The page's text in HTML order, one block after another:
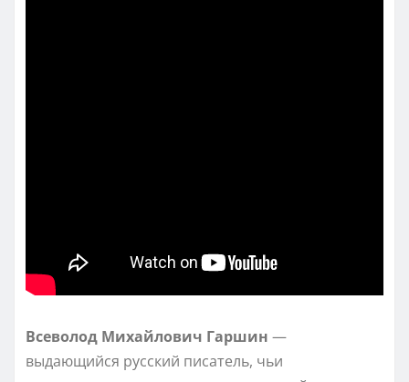
Всеволод Михайлович Гаршин —
выдающийся русский писатель, чьи